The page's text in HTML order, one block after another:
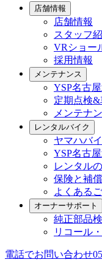
店舗情報
店舗情報
スタッフ
VRショー
採用情報
メンテナンス
YSP名古
定期点検&
メンテナ
レンタルバイク
ヤマハバ
YSP名古
レンタル
保険と補
よくある
オーナーサポート
純正部品
リコール
電話でお問い合わせ